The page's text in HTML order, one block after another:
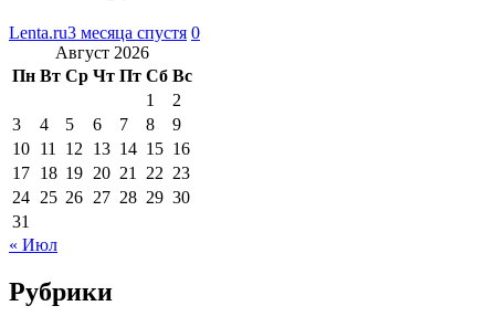
Lenta.ru3 месяца спустя 0
Август 2026
Пн Вт Ср Чт Пт Сб Вс
1
2
3
4 5 6 7 8
9
10 11 12 13 14 15 16
17 18 19 20 21 22 23
24 25 26 27 28 29 30
31
« Июл
Рубрики